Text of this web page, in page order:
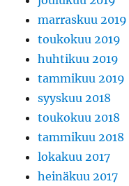
marraskuu 2019
toukokuu 2019
huhtikuu 2019
tammikuu 2019
syyskuu 2018
toukokuu 2018
tammikuu 2018
lokakuu 2017
heinäkuu 2017